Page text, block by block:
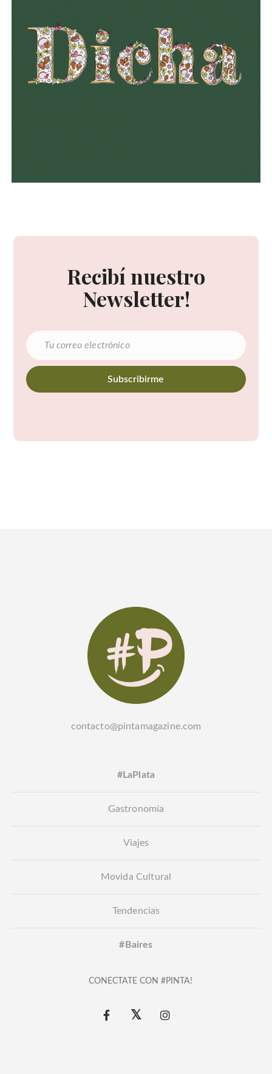
Recibí nuestro
Newsletter!
contacto@pintamagazine.com
#LaPlata
Gastronomía
Viajes
Movida Cultural
Tendencias
#Baires
CONECTATE CON #PINTA!